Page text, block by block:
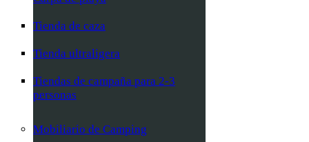
Tienda de caza
Tienda ultraligera
Tiendas de campaña para 2-3
personas
Mobiliario de Camping